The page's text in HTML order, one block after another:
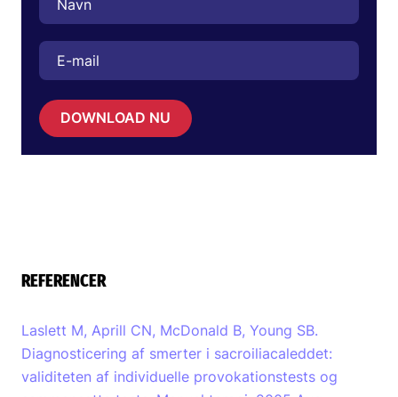
DOWNLOAD NU
REFERENCER
Laslett M, Aprill CN, McDonald B, Young SB.
Diagnosticering af smerter i sacroiliacaleddet:
validiteten af individuelle provokationstests og